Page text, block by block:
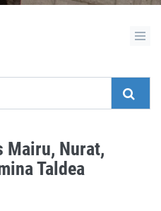
Mairu, Nurat,
Taldea